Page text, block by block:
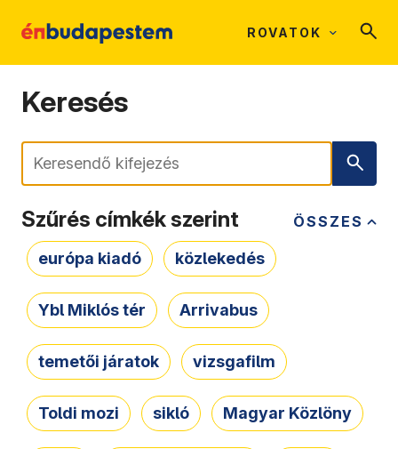
ROVATOK
Keresés
Keresés
ÖSSZES
Szűrés címkék szerint
európa kiadó közlekedés
Ybl Miklós tér Arrivabus
temetői járatok vizsgafilm
Toldi mozi sikló Magyar Közlöny